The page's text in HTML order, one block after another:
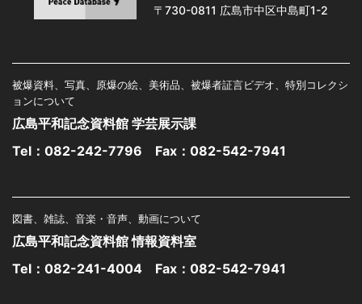
〒730-0811 広島市中区中島町1-2
被爆資料、写真、原爆の絵、美術品、被爆者証言ビデオ、特別コレクシ
ョンについて
広島平和記念資料館 学芸展示課
Tel： 082-242-7796 Fax：082-542-7941
図書、雑誌、音楽・音声、動画について
広島平和記念資料館 情報資料室
Tel： 082-241-4004 Fax：082-542-7941